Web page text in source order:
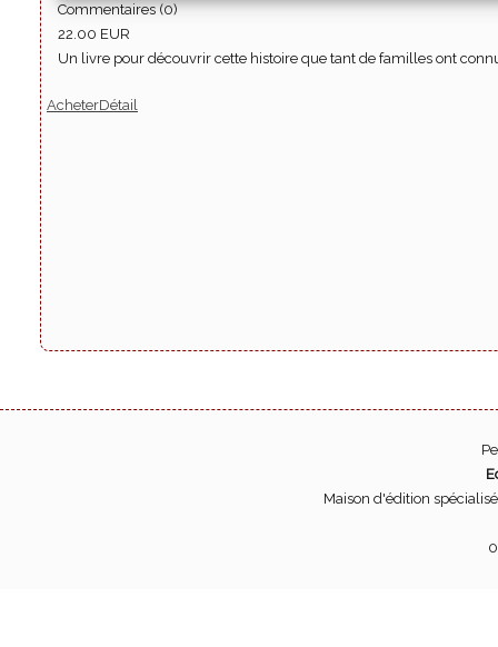
Commentaires (0)
22.00 EUR
Un livre pour découvrir cette histoire que tant de familles ont
AcheterDétail
Maison d'édition